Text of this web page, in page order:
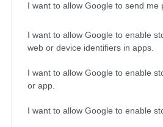
I want to allow Google to send me
I want to allow Google to enable
web or device identifiers in apps.
I want to allow Google to enable
or app.
I want to allow Google to enable